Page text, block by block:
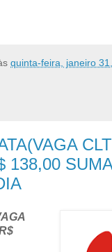
quinta-feira, janeiro
138,00